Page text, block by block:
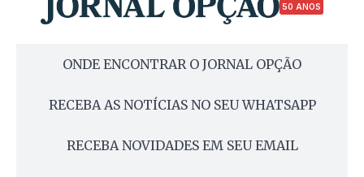
50 ANOS
ONDE ENCONTRAR O JORNAL OPÇÃO
RECEBA AS NOTÍCIAS NO SEU WHATSAPP
RECEBA NOVIDADES EM SEU EMAIL